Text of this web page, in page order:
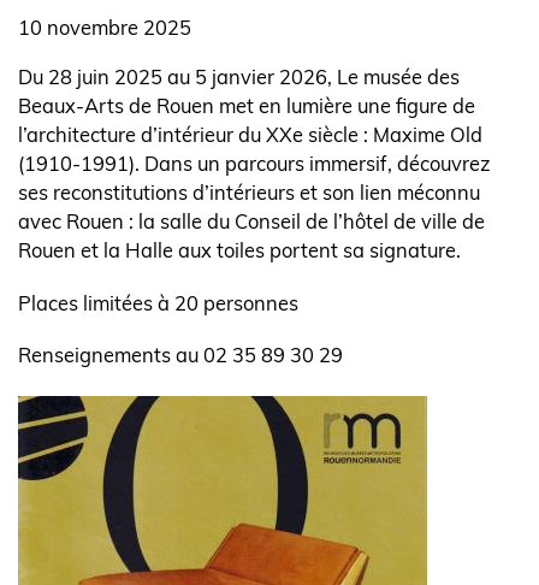
Date
10 novembre 2025
Body
Du 28 juin 2025 au 5 janvier 2026, Le musée des
Beaux-Arts de Rouen met en lumière une figure de
l’architecture d’intérieur du XXe siècle : Maxime Old
(1910-1991). Dans un parcours immersif, découvrez
ses reconstitutions d’intérieurs et son lien méconnu
avec Rouen : la salle du Conseil de l’hôtel de ville de
Rouen et la Halle aux toiles portent sa signature.
Places limitées à 20 personnes
Renseignements au 02 35 89 30 29
Visuel
de
l'actualité